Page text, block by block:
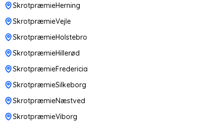
SkrotpræmieHerning
SkrotpræmieVejle
SkrotpræmieHolstebro
SkrotpræmieHillerød
SkrotpræmieFredericia
SkrotpræmieSilkeborg
SkrotpræmieNæstved
SkrotpræmieViborg